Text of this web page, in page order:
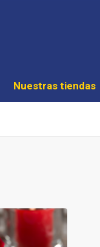
Nuestras tiendas